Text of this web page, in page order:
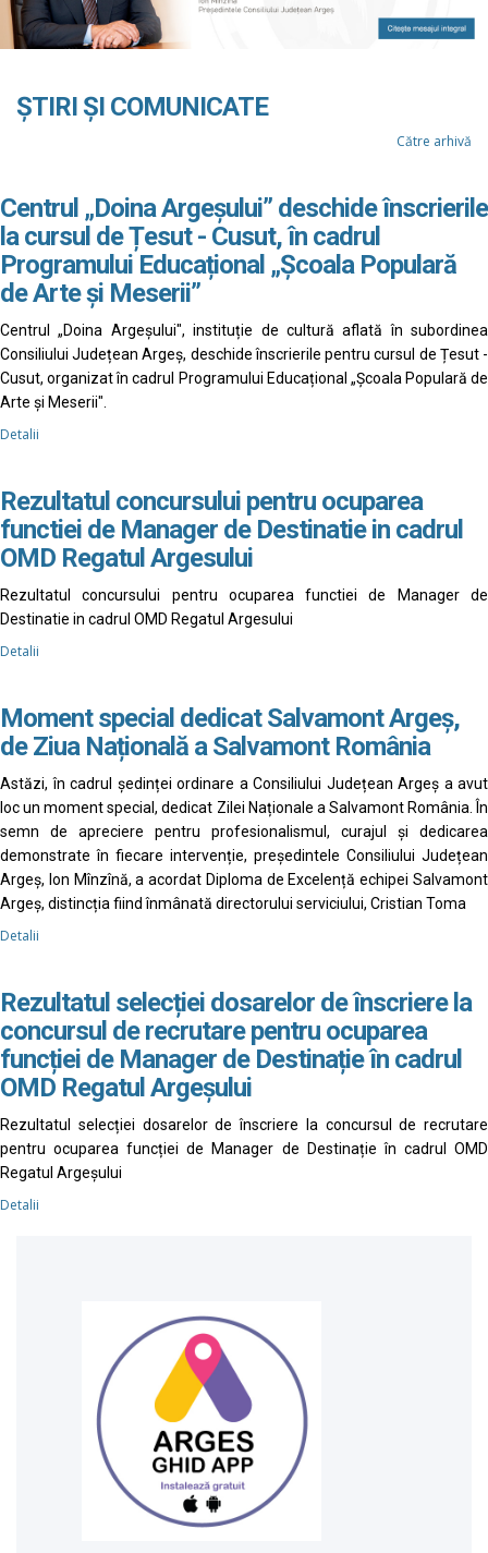
ȘTIRI ȘI COMUNICATE
Către arhivă
Centrul „Doina Argeșului” deschide înscrierile
la cursul de Țesut - Cusut, în cadrul
Programului Educațional „Școala Populară
de Arte și Meserii”
Centrul „Doina Argeșului", instituție de cultură aflată în subordinea
Consiliului Județean Argeș, deschide înscrierile pentru cursul de Țesut -
Cusut, organizat în cadrul Programului Educațional „Școala Populară de
Arte și Meserii".
Detalii
Rezultatul concursului pentru ocuparea
functiei de Manager de Destinatie in cadrul
OMD Regatul Argesului
Rezultatul concursului pentru ocuparea functiei de Manager de
Destinatie in cadrul OMD Regatul Argesului
Detalii
Moment special dedicat Salvamont Argeș,
de Ziua Națională a Salvamont România
Astăzi, în cadrul ședinței ordinare a Consiliului Județean Argeș a avut
loc un moment special, dedicat Zilei Naționale a Salvamont România. În
semn de apreciere pentru profesionalismul, curajul și dedicarea
demonstrate în fiecare intervenție, președintele Consiliului Județean
Argeș, Ion Mînzînă, a acordat Diploma de Excelență echipei Salvamont
Argeș, distincția fiind înmânată directorului serviciului, Cristian Toma
Detalii
Rezultatul selecției dosarelor de înscriere la
concursul de recrutare pentru ocuparea
funcției de Manager de Destinație în cadrul
OMD Regatul Argeșului
Rezultatul selecției dosarelor de înscriere la concursul de recrutare
pentru ocuparea funcției de Manager de Destinație în cadrul OMD
Regatul Argeșului
Detalii